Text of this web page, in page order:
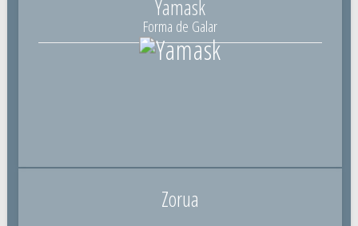
Yamask
Forma de Galar
Zorua